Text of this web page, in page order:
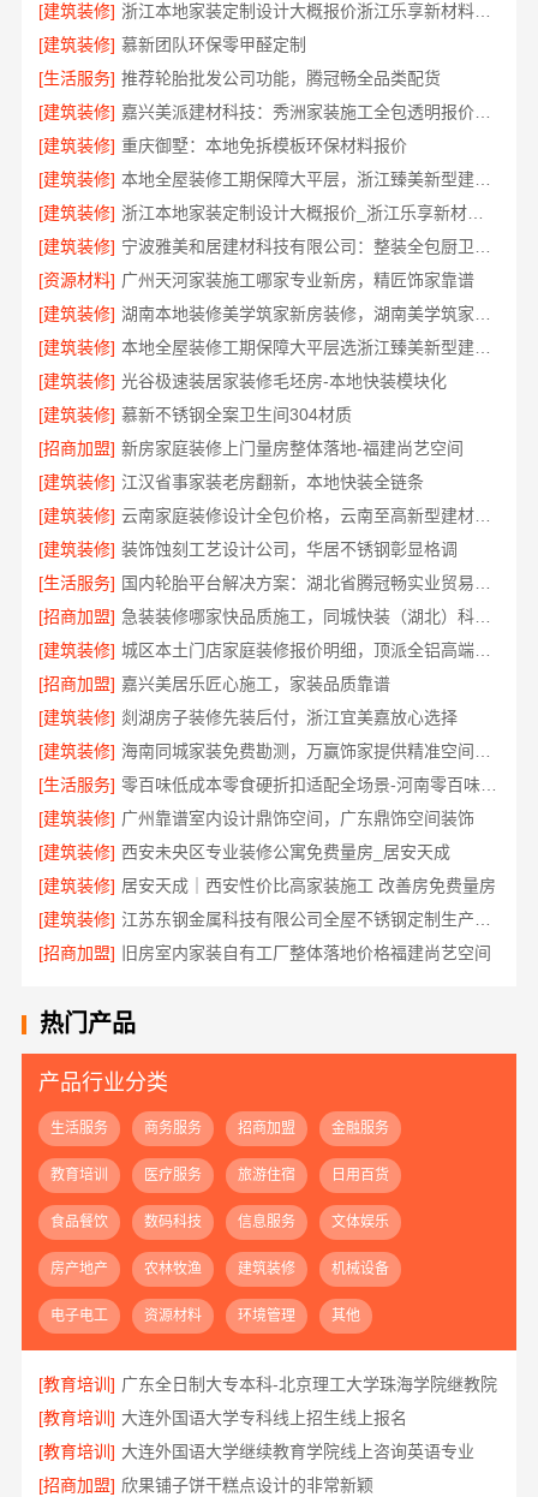
[建筑装修]
浙江本地家装定制设计大概报价浙江乐享新材料有限公司
[建筑装修] 慕新团队环保零甲醛定制
[生活服务] 推荐轮胎批发公司功能，腾冠畅全品类配货
[建筑装修]
嘉兴美派建材科技：秀洲家装施工全包透明报价专家
[建筑装修] 重庆御墅：本地免拆模板环保材料报价
[建筑装修]
本地全屋装修工期保障大平层，浙江臻美新型建材有限公司准时完工
[建筑装修]
浙江本地家装定制设计大概报价_浙江乐享新材料有限公司
[建筑装修]
[资源材料] 广州天河家装施工哪家专业新房，精匠饰家靠谱
[建筑装修]
[建筑装修]
本地全屋装修工期保障大平层选浙江臻美新型建材有限公司
[建筑装修] 光谷极速装居家装修毛坯房-本地快装模块化
[建筑装修] 慕新不锈钢全案卫生间304材质
[招商加盟] 新房家庭装修上门量房整体落地-福建尚艺空间
[建筑装修] 江汉省事家装老房翻新，本地快装全链条
[建筑装修]
云南家庭装修设计全包价格，云南至高新型建材有限公司
[建筑装修] 装饰蚀刻工艺设计公司，华居不锈钢彰显格调
[生活服务]
[招商加盟]
急装装修哪家快品质施工，同城快装（湖北）科技有限公司
[建筑装修]
城区本土门店家庭装修报价明细，顶派全铝高端定制
[招商加盟] 嘉兴美居乐匠心施工，家装品质靠谱
[建筑装修] 剡湖房子装修先装后付，浙江宜美嘉放心选择
[建筑装修]
[生活服务]
零百味低成本零食硬折扣适配全场景-河南零百味供应链有限公司
[建筑装修] 广州靠谱室内设计鼎饰空间，广东鼎饰空间装饰
[建筑装修] 西安未央区专业装修公寓免费量房_居安天成
[建筑装修] 居安天成｜西安性价比高家装施工 改善房免费量房
[建筑装修]
[招商加盟]
旧房室内家装自有工厂整体落地价格福建尚艺空间
热门产品
产品行业分类
生活服务 商务服务 招商加盟 金融服务
教育培训 医疗服务 旅游住宿 日用百货
食品餐饮 数码科技 信息服务 文体娱乐
房产地产 农林牧渔 建筑装修 机械设备
电子电工 资源材料 环境管理 其他
[教育培训] 广东全日制大专本科-北京理工大学珠海学院继教院
[教育培训] 大连外国语大学专科线上招生线上报名
[教育培训] 大连外国语大学继续教育学院线上咨询英语专业
[招商加盟] 欣果铺子饼干糕点设计的非常新颖